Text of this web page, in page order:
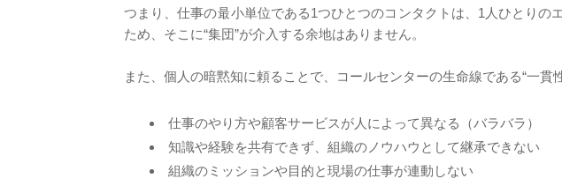
つまり、仕事の最小単位である1つひとつのコンタクトは、1人ひとりの
ため、そこに“集団”が介入する余地はありません。
また、個人の暗黙知に頼ることで、コールセンターの生命線である“一貫
仕事のやり方や顧客サービスが人によって異なる（バラバラ）
知識や経験を共有できず、組織のノウハウとして継承できない
組織のミッションや目的と現場の仕事が連動しない